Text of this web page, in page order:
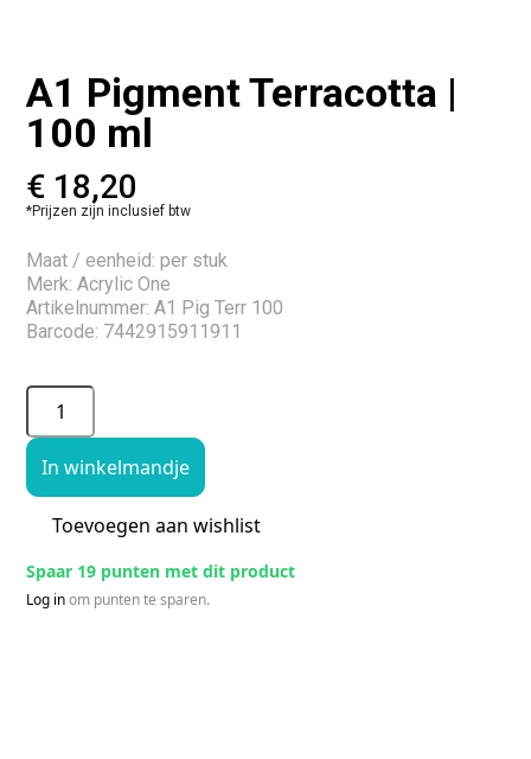
A1 Pigment Terracotta |
100 ml
€ 18,20
*Prijzen zijn inclusief btw
Maat / eenheid: per stuk
Merk: Acrylic One
Artikelnummer: A1 Pig Terr 100
Barcode: 7442915911911
In winkelmandje
Toevoegen aan wishlist
Spaar 19 punten met dit product
Log inom punten te sparen.